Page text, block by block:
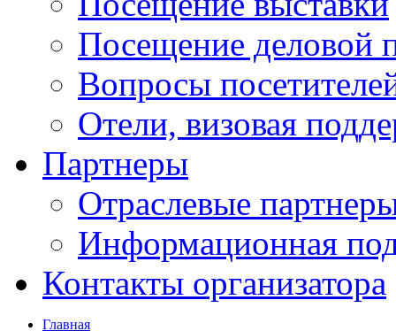
Посещение деловой
Вопросы
Отели, визовая
Партнеры
Отраслевые
Информационная
Контакты организатора
Главная